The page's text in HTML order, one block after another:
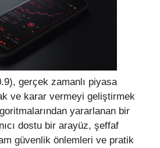
gerçek zamanlı piyasa
ve karar vermeyi geliştirmek
yararlanan bir
dostu bir arayüz, şeffaf
güvenlik önlemleri ve pratik